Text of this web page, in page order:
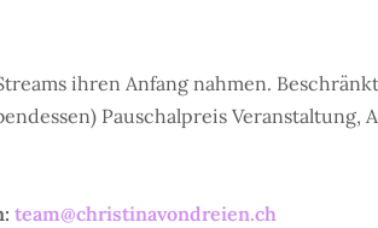
ihren Anfang nahmen.
Pauschalpreis
team@christinavondreien.ch